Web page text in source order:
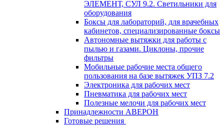
ЭЛЕМЕНТ, СУЛ 9.2. Светильники для
оборудования
Боксы для лабораторий, для врачебных
кабинетов, специализированные боксы
Автономные вытяжки для работы с
пылью и газами. Циклоны, прочие
фильтры
Мобильные рабочие места общего
пользования на базе вытяжек УПЗ 7.2
Электроника для рабочих мест
Пневматика для рабочих мест
Полезные мелочи для рабочих мест
Принадлежности АВЕРОН
Готовые решения